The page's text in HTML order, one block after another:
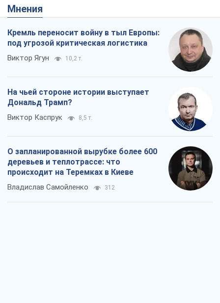
Мнения
Кремль переносит войну в тыл Европы:
под угрозой критическая логистика
Виктор Ягун 10,2 т.
На чьей стороне истории выступает
Дональд Трамп?
Виктор Каспрук 8,5 т.
О запланированной вырубке более 600
деревьев и теплотрассе: что
происходит на Теремках в Киеве
Владислав Самойленко 312